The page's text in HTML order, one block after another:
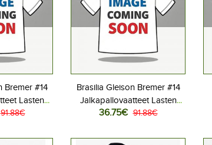
Bremer #14
Lasten
kisat 2026
91.88€
Brasilia Gleison Bremer #14
Jalkapallovaatteet Lasten
Vieraspeliasu MM-kisat 2026
housut)
36.75€ 91.88€